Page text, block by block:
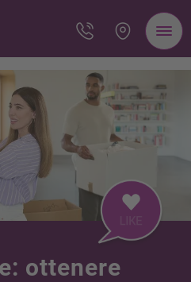
ottenere